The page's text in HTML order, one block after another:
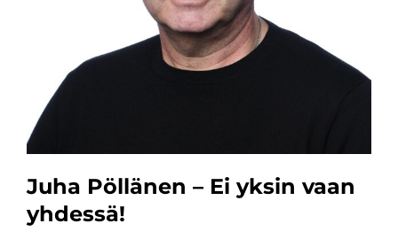
Juha Pöllänen – Ei yksin vaan
yhdessä!